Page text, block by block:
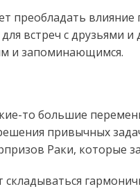
преобладать
встреч с друзьями
и запоминающимся.
то большие
привычных
Раки, которые